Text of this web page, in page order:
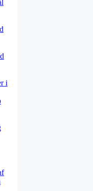
i